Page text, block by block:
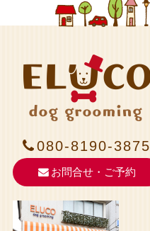
080-8190-3875
お問合せ・ご予約